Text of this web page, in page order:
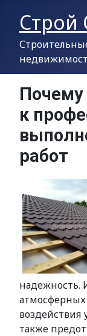
к
работ
надежность.
атмосферных
воздействия
также